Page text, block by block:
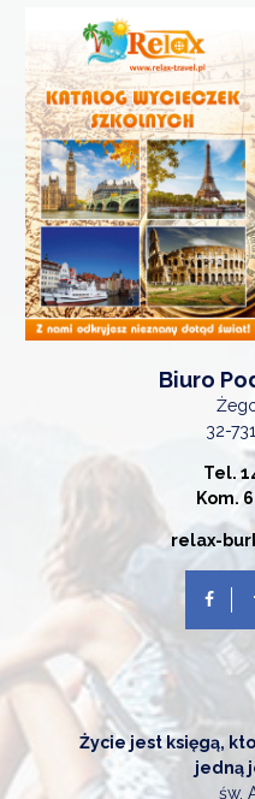
Biuro
32-
Tel.
Kom.
relax-
Życie jest księgą,
jedną
św.